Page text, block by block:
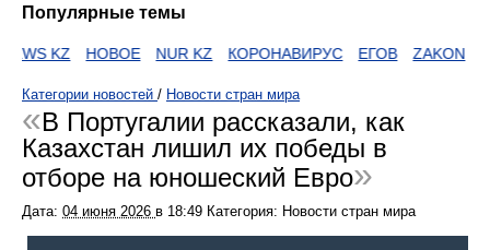
Популярные темы
KZ НОВОЕ NUR KZ КОРОНАВИРУС ЕГОВ ZAKON
Категории новостей / Новости стран мира
В Португалии рассказали, как
Казахстан лишил их победы в
отборе на юношеский Евро
Дата: 04 июня 2026 в 18:49 Категория: Новости стран мира